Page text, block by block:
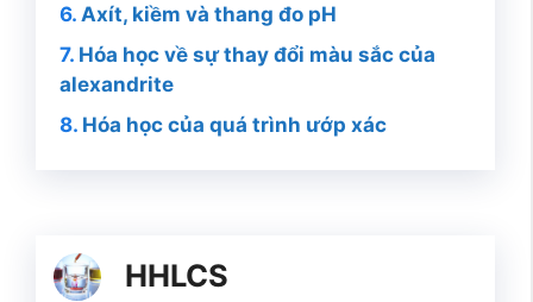
Axít, kiềm và thang đo pH
Hóa học về sự thay đổi màu sắc của
alexandrite
Hóa học của quá trình ướp xác
HHLCS